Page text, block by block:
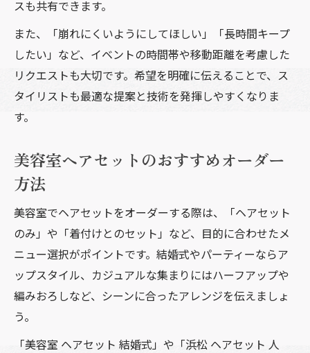
スも共有できます。
また、「崩れにくいようにしてほしい」「長時間キープ
したい」など、イベントの時間帯や移動距離を考慮した
リクエストも大切です。希望を明確に伝えることで、ス
タイリストも最適な提案と技術を発揮しやすくなりま
す。
美容室ヘアセットのおすすめオーダー
方法
美容室でヘアセットをオーダーする際は、「ヘアセット
のみ」や「着付けとのセット」など、目的に合わせたメ
ニュー選択がポイントです。結婚式やパーティーならア
ップスタイル、カジュアルな集まりにはハーフアップや
編みおろしなど、シーンに合ったアレンジを伝えましょ
う。
「美容室 ヘアセット 結婚式」や「浜松 ヘアセット 人